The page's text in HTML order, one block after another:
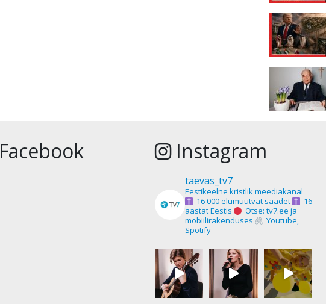
Facebook Instagram
taevas_tv7
Eestikeelne kristlik meediakanal
16 000 elumuutvat saadet
16
aastat Eestis
Otse: tv7.ee ja
mobiilirakenduses
Youtube,
Spotify